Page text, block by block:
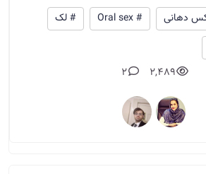
دهانی # Oral sex
# لک
2,489
2